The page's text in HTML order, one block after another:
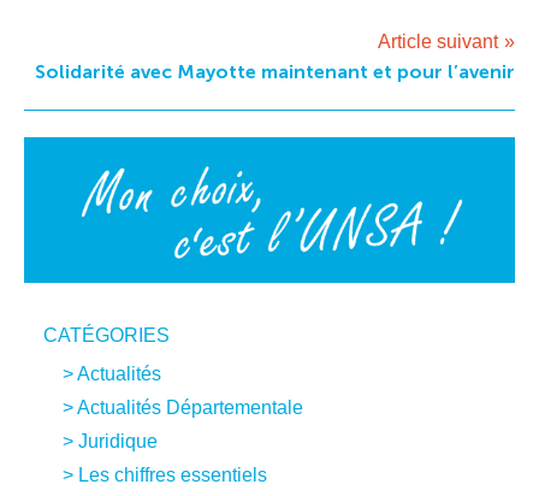
Article suivant
Solidarité avec Mayotte maintenant et pour l’avenir
CATÉGORIES
Actualités
Actualités Départementale
Juridique
Les chiffres essentiels